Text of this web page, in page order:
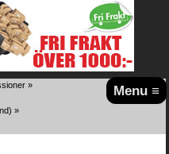
Menu ≡
»
) »